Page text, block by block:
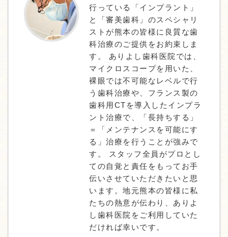
行っている「インプラント」
と「審美歯科」のスペシャリ
ストが熊本の皆様に良質な歯
科治療のご提供をお約束しま
す。 ありよし歯科医院では、
マイクロスコープを用いた、
裸眼では不可能なレベルで行
う歯科治療や、フランス製の
歯科用CTを導入したインプラ
ント治療で、「長持ちする」
＝「メンテナンスを可能にす
る」治療を行うことが強みで
す。 スタッフ全員がプロとし
ての自覚と責任をもってお手
伝いさせていただきたいと思
います。地元熊本の皆様に私
たちの熱意が伝わり、ありよ
し歯科医院をご利用していた
だければ幸いです。